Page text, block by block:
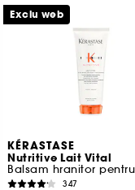
KÉRASTASE
Nutritive Lait Vital
347
Exclu web